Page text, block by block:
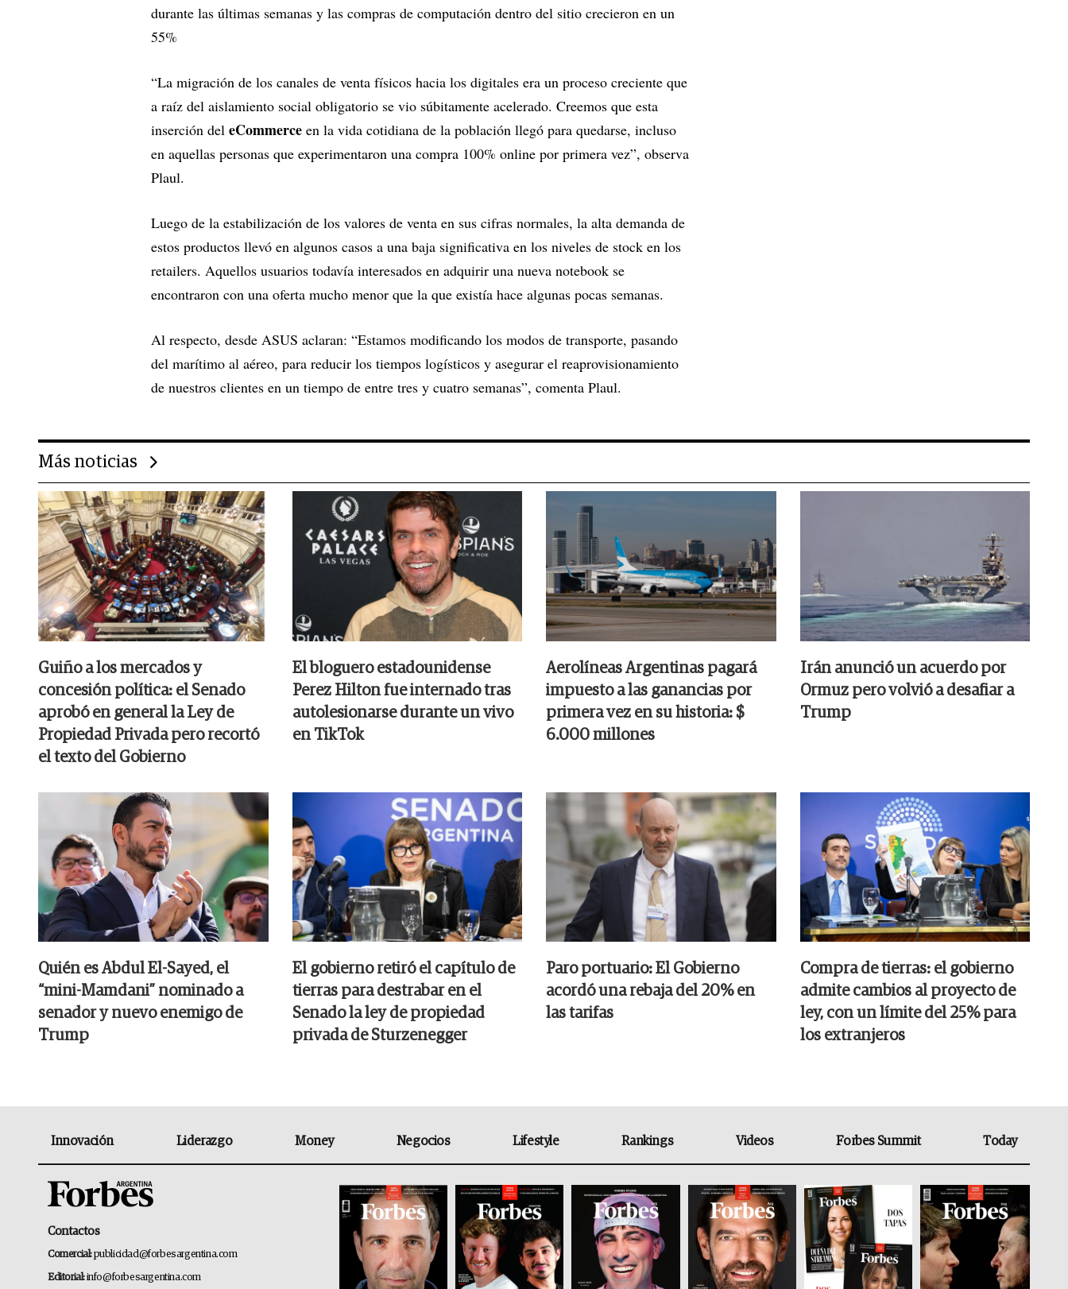
durante las últimas semanas y las compras de computación dentro del sitio crecieron en un
55%
“La migración de los canales de venta físicos hacia los digitales era un proceso creciente que
a raíz del aislamiento social obligatorio se vio súbitamente acelerado. Creemos que esta
inserción del eCommerce en la vida cotidiana de la población llegó para quedarse, incluso
en aquellas personas que experimentaron una compra 100% online por primera vez”, observa
Plaul.
Luego de la estabilización de los valores de venta en sus cifras normales, la alta demanda de
estos productos llevó en algunos casos a una baja significativa en los niveles de stock en los
retailers. Aquellos usuarios todavía interesados en adquirir una nueva notebook se
encontraron con una oferta mucho menor que la que existía hace algunas pocas semanas.
Al respecto, desde ASUS aclaran: “Estamos modificando los modos de transporte, pasando
del marítimo al aéreo, para reducir los tiempos logísticos y asegurar el reaprovisionamiento
de nuestros clientes en un tiempo de entre tres y cuatro semanas”, comenta Plaul.
Más noticias
Guiño a los mercados y
concesión política: el Senado
aprobó en general la Ley de
Propiedad Privada pero recortó
el texto del Gobierno
El bloguero estadounidense
Perez Hilton fue internado tras
autolesionarse durante un vivo
en TikTok
Aerolíneas Argentinas pagará
impuesto a las ganancias por
primera vez en su historia: $
6.000 millones
Irán anunció un acuerdo por
Ormuz pero volvió a desafiar a
Trump
Quién es Abdul El-Sayed, el
“mini-Mamdani” nominado a
senador y nuevo enemigo de
Trump
El gobierno retiró el capítulo de
tierras para destrabar en el
Senado la ley de propiedad
privada de Sturzenegger
Paro portuario: El Gobierno
acordó una rebaja del 20% en
las tarifas
Compra de tierras: el gobierno
admite cambios al proyecto de
ley, con un límite del 25% para
los extranjeros
Innovación Liderazgo Money Negocios Lifestyle Rankings Videos Forbes Summit Today
Contactos
Comercial:publicidad@forbesargentina.com
Editorial:info@forbesargentina.com